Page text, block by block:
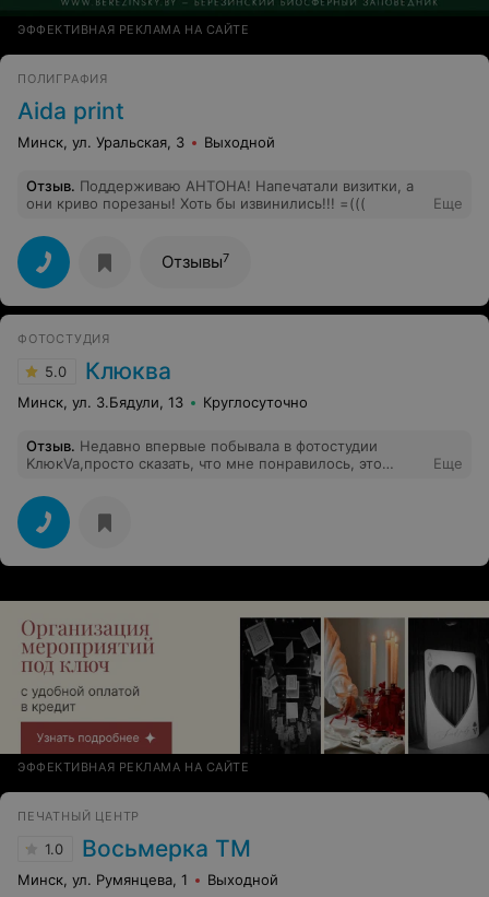
ЭФФЕКТИВНАЯ РЕКЛАМА НА САЙТЕ
ПОЛИГРАФИЯ
Aida print
Минск, ул. Уральская, 3 Выходной
Отзыв. Поддерживаю АНТОНА! Напечатали визитки, а
они криво порезаны! Хоть бы извинились!!! =(((
Еще
Отзывы7
ФОТОСТУДИЯ
5.0 Клюква
Минск, ул. З.Бядули, 13 Круглосуточно
Отзыв. Недавно впервые побывала в фотостудии
KлюкVa,просто сказать, что мне понравилось, это
профессионалов,работающих в ней и самой студии.
Отношение ко мне, как к клиенту, оказалось
превосходным, а это очень важно! Сама студия
большая, светлая и очень уютная! Я в восторге от
проведенного времени в фотостудии! Встретила
Еще
ЭФФЕКТИВНАЯ РЕКЛАМА НА САЙТЕ
ПЕЧАТНЫЙ ЦЕНТР
1.0 Восьмерка ТМ
Минск, ул. Румянцева, 1 Выходной